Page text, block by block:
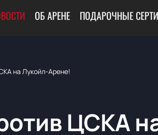
ОБ АРЕНЕ ПОДАРОЧНЫЕ
на Лукойл-Арене!
ЦСКА